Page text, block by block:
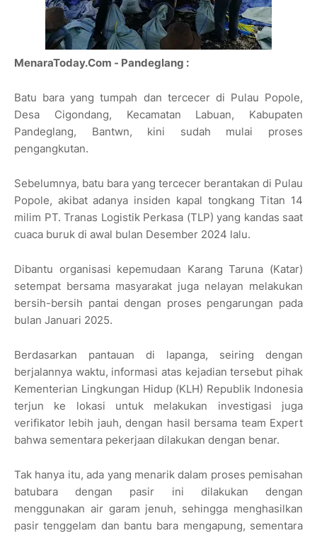
MenaraToday.Com - Pandeglang :
Batu bara yang tumpah dan tercecer di Pulau Popole,
Desa Cigondang, Kecamatan Labuan, Kabupaten
Pandeglang, Bantwn, kini sudah mulai proses
pengangkutan.
Sebelumnya, batu bara yang tercecer berantakan di Pulau
Popole, akibat adanya insiden kapal tongkang Titan 14
milim PT. Tranas Logistik Perkasa (TLP) yang kandas saat
cuaca buruk di awal bulan Desember 2024 lalu.
Dibantu organisasi kepemudaan Karang Taruna (Katar)
setempat bersama masyarakat juga nelayan melakukan
bersih-bersih pantai dengan proses pengarungan pada
bulan Januari 2025.
Berdasarkan pantauan di lapanga, seiring dengan
berjalannya waktu, informasi atas kejadian tersebut pihak
Kementerian Lingkungan Hidup (KLH) Republik Indonesia
terjun ke lokasi untuk melakukan investigasi juga
verifikator lebih jauh, dengan hasil bersama team Expert
bahwa sementara pekerjaan dilakukan dengan benar.
Tak hanya itu, ada yang menarik dalam proses pemisahan
batubara dengan pasir ini dilakukan dengan
menggunakan air garam jenuh, sehingga menghasilkan
pasir tenggelam dan bantu bara mengapung, sementara